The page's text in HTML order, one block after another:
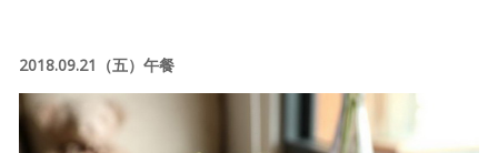
2018.09.21（五）午餐